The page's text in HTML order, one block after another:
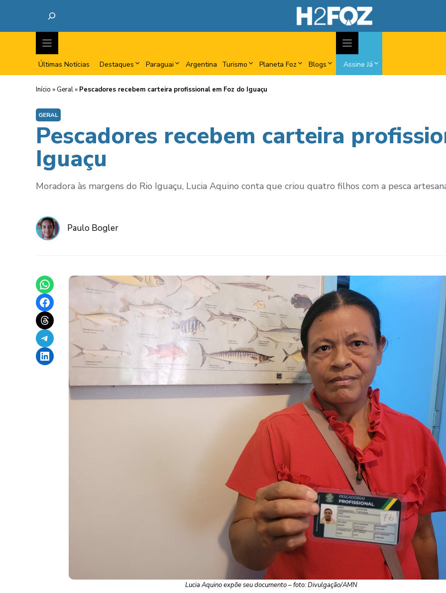
Últimas Notícias Destaques Paraguai Argentina Turismo Planeta Foz Blogs Assine Já
Início » Geral » Pescadores recebem carteira profissional em Foz do Iguaçu
GERAL
Pescadores recebem carteira
Iguaçu
Moradora às margens do Rio Iguaçu, Lucia Aquino conta que criou quatro filhos com a pesca
Paulo Bogler
Share on WhatsApp
Share on Facebook
Share on Threads
Share on Telegram
Share on LinkedIn
Lucia Aquino expõe seu documento – foto: Divulgação/AMN